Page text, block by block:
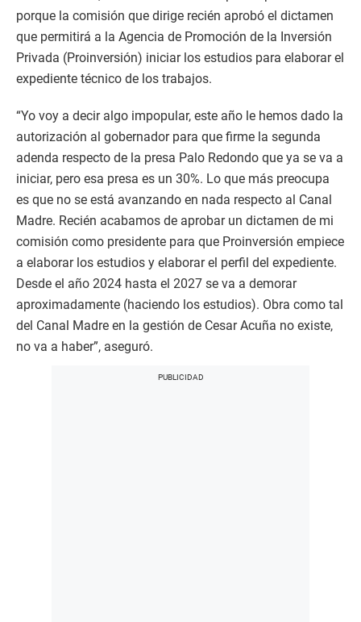
porque la comisión que dirige recién aprobó el dictamen
que permitirá a la Agencia de Promoción de la Inversión
Privada (Proinversión) iniciar los estudios para elaborar el
expediente técnico de los trabajos.
“Yo voy a decir algo impopular, este año le hemos dado la
autorización al gobernador para que firme la segunda
adenda respecto de la presa Palo Redondo que ya se va a
iniciar, pero esa presa es un 30%. Lo que más preocupa
es que no se está avanzando en nada respecto al Canal
Madre. Recién acabamos de aprobar un dictamen de mi
comisión como presidente para que Proinversión empiece
a elaborar los estudios y elaborar el perfil del expediente.
Desde el año 2024 hasta el 2027 se va a demorar
aproximadamente (haciendo los estudios). Obra como tal
del Canal Madre en la gestión de Cesar Acuña no existe,
no va a haber”, aseguró.